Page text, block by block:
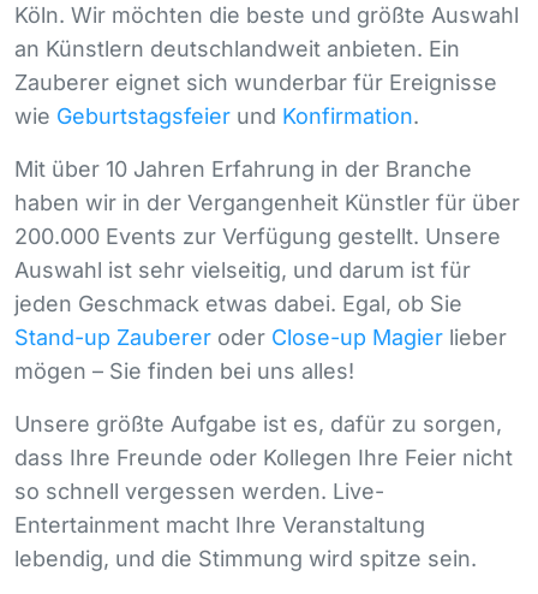
Köln. Wir möchten die beste und größte Auswahl
an Künstlern deutschlandweit anbieten. Ein
Zauberer eignet sich wunderbar für Ereignisse
wie Geburtstagsfeier und Konfirmation.
Mit über 10 Jahren Erfahrung in der Branche
haben wir in der Vergangenheit Künstler für über
200.000 Events zur Verfügung gestellt. Unsere
Auswahl ist sehr vielseitig, und darum ist für
jeden Geschmack etwas dabei. Egal, ob Sie
Stand-up Zauberer oder Close-up Magier lieber
mögen – Sie finden bei uns alles!
Unsere größte Aufgabe ist es, dafür zu sorgen,
dass Ihre Freunde oder Kollegen Ihre Feier nicht
so schnell vergessen werden. Live-
Entertainment macht Ihre Veranstaltung
lebendig, und die Stimmung wird spitze sein.